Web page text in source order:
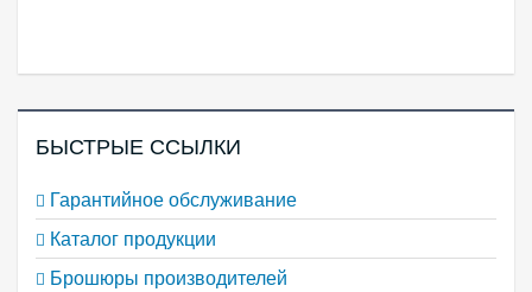
БЫСТРЫЕ ССЫЛКИ
Гарантийное обслуживание
Каталог продукции
Брошюры производителей